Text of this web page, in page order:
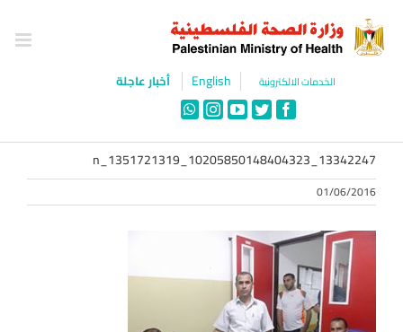
content
الخدمات الالكترونية English أخبار عاجلة
Facebook
Twitter
YouTube
Instagram
WhatsApp
13342247_10205850148404323_1351721319_n
01/06/2016